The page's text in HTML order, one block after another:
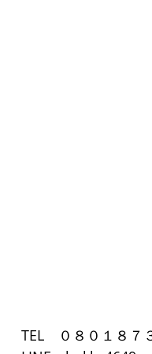
TEL　０８０１８７